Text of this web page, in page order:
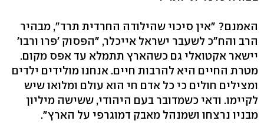
האמנם? "אין סיכוי שהילודה החרדית תרד", מבהיר
הרב והח"כ לשעבר ישראל אייכלר, "הפסוק 'פרו ורבו'
יישאר אקטואלי גם כשהארץ תתמלא עד אפס מקום.
מטרת החיים היא להרבות חיים. אנחנו מולידים ילדים
ומצילים חולים כי כל אדם חי הוא עולם ומלואו שיש
לקיימו. ודאי כשמדובר בעם היהודי, ששישה מיליון
מבניו נרצחו ושמנהל מאבק דמוגרפי על הארץ".